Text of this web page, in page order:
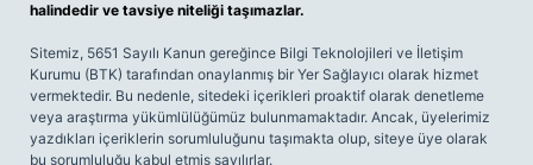
halindedir ve tavsiye niteliği taşımazlar.
Sitemiz, 5651 Sayılı Kanun gereğince Bilgi Teknolojileri ve İletişim
Kurumu (BTK) tarafından onaylanmış bir Yer Sağlayıcı olarak hizmet
vermektedir. Bu nedenle, sitedeki içerikleri proaktif olarak denetleme
veya araştırma yükümlülüğümüz bulunmamaktadır. Ancak, üyelerimiz
yazdıkları içeriklerin sorumluluğunu taşımakta olup, siteye üye olarak
bu sorumluluğu kabul etmiş sayılırlar.